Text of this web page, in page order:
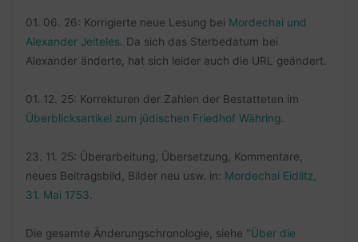
01. 06. 26: Korrigierte neue Lesung bei Mordechai und
Alexander Jeiteles . Da sich das Sterbedatum bei
Alexander änderte, hat sich leider auch die URL geändert.
01. 12. 25: Korrekturen der Zahlen der Bestatteten im
Überblicksartikel zum jüdischen Friedhof Währing
23. 11. 25: Überarbeitung, Übersetzung, Kommentare,
neues Beitragsbild, Bilder neu usw. in: Mordechai Eidlitz,
31. Mai 1753
Die gesamte Änderungschronologie, siehe "Über die